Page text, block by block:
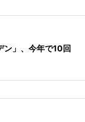
ン」、今年で10回